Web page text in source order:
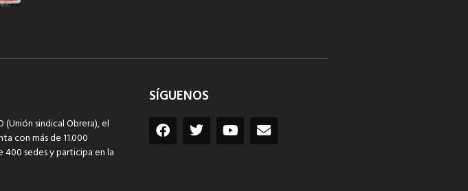
sindical Obrera), el
con más de 11.000
400 sedes y participa en la
SÍGUENOS